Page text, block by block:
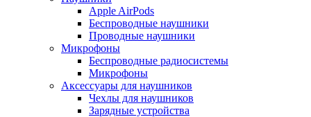
Apple AirPods
Беспроводные наушники
Проводные наушники
Микрофоны
Беспроводные радиосистемы
Микрофоны
Аксессуары для наушников
Чехлы для наушников
Зарядные устройства